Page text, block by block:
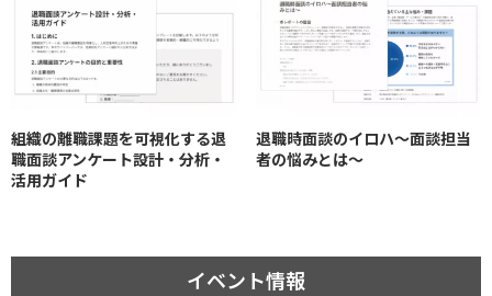
組織の離職課題を可視化する退
職面談アンケート設計・分析・
活用ガイド
退職時面談のイロハ〜面談担当
者の悩みとは〜
イベント情報